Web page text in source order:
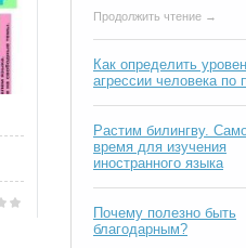
Продолжить чтение →
Как определить
агрессии человека по
Растим билингву.
время для изучения
иностранного языка
Почему полезно быть
благодарным?